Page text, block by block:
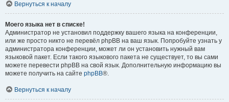
Вернуться к началу
Моего языка нет в списке!
Администратор не установил поддержку вашего языка на конференции,
или же просто никто не перевёл phpBB на ваш язык. Попробуйте узнать у
администратора конференции, может ли он установить нужный вам
языковой пакет. Если такого языкового пакета не существует, то вы сами
можете перевести phpBB на свой язык. Дополнительную информацию вы
можете получить на сайте phpBB®.
Вернуться к началу